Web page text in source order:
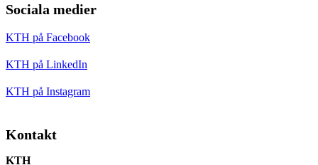
Sociala medier
KTH på Facebook
KTH på LinkedIn
KTH på Instagram
Kontakt
KTH